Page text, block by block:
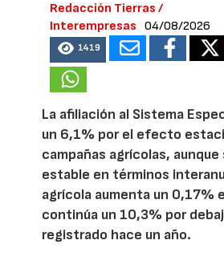
Redacción Tierras /
Interempresas
04/08/2026
1419
La afiliación al Sistema
un 6,1% por el efecto
campañas agrícolas,
estable en términos
agrícola aumenta un 0,17%
continúa un 10,3% por
registrado hace un año.